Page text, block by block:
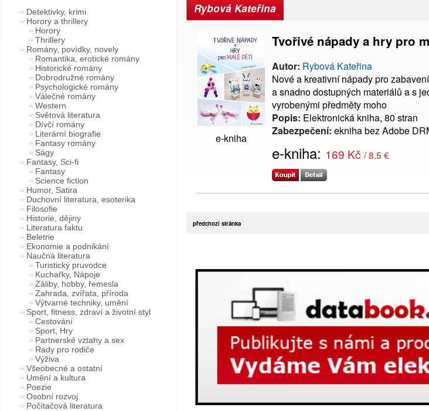
Rybová Kateřina
e-kniha
Tvořivé nápady a hry pro
Autor: Rybová Kateřina
Nové a kreativní nápady pro
a snadno dostupných materiálů a s
vyrobenými předměty moho
Popis: Elektronická kniha, 80 stran
Zabezpečení: ekniha bez Adobe
e-kniha: 169 Kč / 8.5 €
předchozí stránka
Detektivky, krimi
Horory a thrillery
Horory
Thrillery
Romány, povídky, novely
Romantika, erotické romány
Historické romány
Dobrodružné romány
Psychologické romány
Válečné romány
Western
Světová literatura
Dívčí romány
Literární biografie
Fantasy romány
Ságy
Fantasy, Sci-fi
Fantasy
Science fiction
Humor, Satira
Duchovní literatura, esoterika
Filosofie
Historie, dějiny
Literatura faktu
Beletrie
Ekonomie a podnikání
Naučná literatura
Turistický pruvodce
Kuchařky, Nápoje
Záliby, hobby, řemesla
Zahrada, zvířata, příroda
Výtvarné techniky, umění
Sport, fitness, zdraví a životní styl
Cestování
Sport, Hry
Partnerské vztahy a sex
Rady pro rodiče
Výživa
Všeobecné a ostatní
Umění a kultura
Poezie
Osobní rozvoj
Počítačová literatura